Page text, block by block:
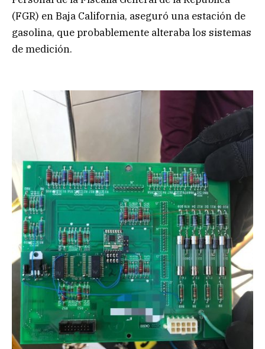
(FGR) en Baja California, aseguró una estación de
gasolina, que probablemente alteraba los sistemas
de medición.